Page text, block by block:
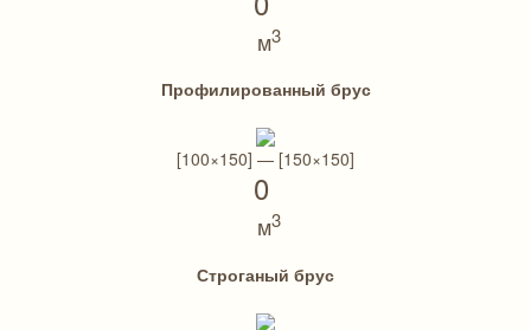
м3
Профилированный брус
[100×150] — [150×150]
0
м3
Строганый брус